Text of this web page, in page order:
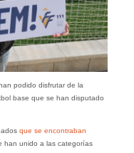
podido disfrutar de la
base que se han disputado
que se encontraban
han unido a las categorías